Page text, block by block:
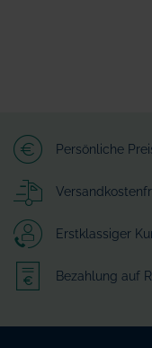
Persönliche
Erstklassiger
Bezahlung auf